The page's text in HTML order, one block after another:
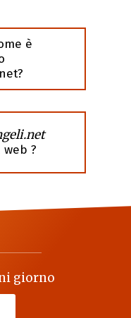
è
?
giorno